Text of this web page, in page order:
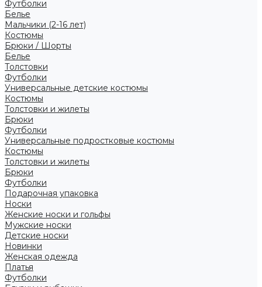
Футболки
Белье
Мальчики (2-16 лет)
Костюмы
Брюки / Шорты
Белье
Толстовки
Футболки
Универсальные детские костюмы
Костюмы
Толстовки и жилеты
Брюки
Футболки
Универсальные подростковые костюмы
Костюмы
Толстовки и жилеты
Брюки
Футболки
Подарочная упаковка
Носки
Женские носки и гольфы
Мужские носки
Детские носки
Новинки
Женская одежда
Платья
Футболки